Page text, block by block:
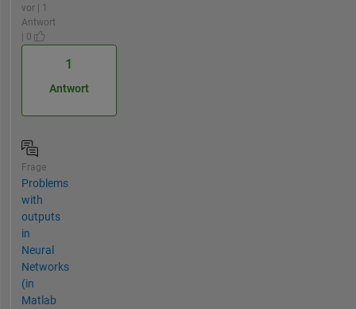
vor | 1
Antwort
| 0
1
Antwort
Frage
Problems
with
outputs
in
Neural
Networks
(in
Matlab